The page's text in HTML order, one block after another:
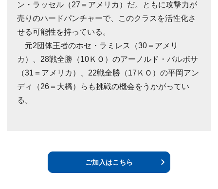
ン・ラッセル（27＝アメリカ）だ。ともに攻撃力が
売りのハードパンチャーで、このクラスを活性化さ
せる可能性を持っている。
元2団体王者のホセ・ラミレス（30＝アメリ
カ）、28戦全勝（10ＫＯ）のアーノルド・バルボサ
（31＝アメリカ）、22戦全勝（17ＫＯ）の平岡アン
ディ（26＝大橋）らも挑戦の機会をうかがってい
る。
ご加入はこちら